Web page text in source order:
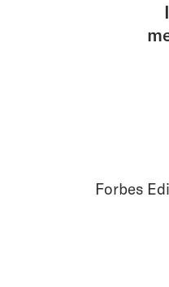
Forbes